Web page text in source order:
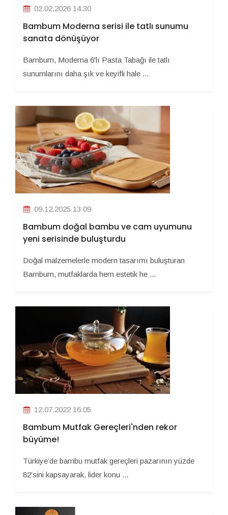
02.02.2026 14:30
Bambum Moderna serisi ile tatlı sunumu
sanata dönüşüyor
Bambum, Moderna 6'lı Pasta Tabağı ile tatlı
sunumlarını daha şık ve keyifli hale ...
09.12.2025 13:09
Bambum doğal bambu ve cam uyumunu
yeni serisinde buluşturdu
Doğal malzemelerle modern tasarımı buluşturan
Bambum, mutfaklarda hem estetik he ...
12.07.2022 16:05
Bambum Mutfak Gereçleri'nden rekor
büyüme!
Türkiye’de bambu mutfak gereçleri pazarının yüzde
82’sini kapsayarak, lider konu ...